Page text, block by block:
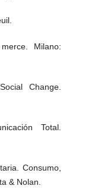
Milano:
Change.
Total.
Consumo,
& Nolan.